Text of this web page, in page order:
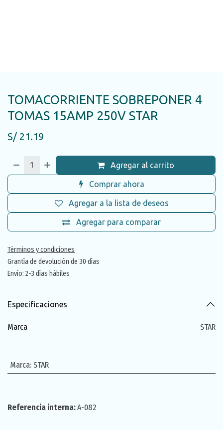
TOMACORRIENTE SOBREPONER 4
TOMAS 15AMP 250V STAR
S/ 21.19
Agregar al carrito
Comprar ahora
Agregar para comparar
Agregar a la lista de deseos
Términos y condiciones
Grantía de devolución de 30 días
Envío: 2-3 días hábiles
Especificaciones
Marca STAR
Marca: STAR
Referencia interna:A-082